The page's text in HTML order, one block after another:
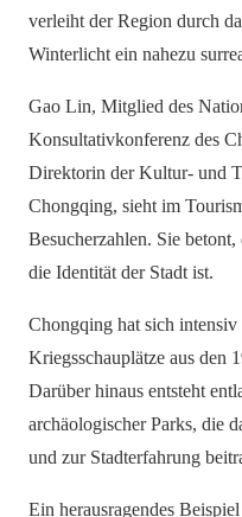
verleiht der Region durch
Winterlicht ein nahezu
Gao Lin, Mitglied des
Konsultativkonferenz des
Direktorin der Kultur- und
Chongqing, sieht im
Besucherzahlen. Sie
die Identität der Stadt ist.
Chongqing hat sich
Kriegsschauplätze aus den
Darüber hinaus entsteht
archäologischer Parks, die
und zur Stadterfahrung
Ein herausragendes